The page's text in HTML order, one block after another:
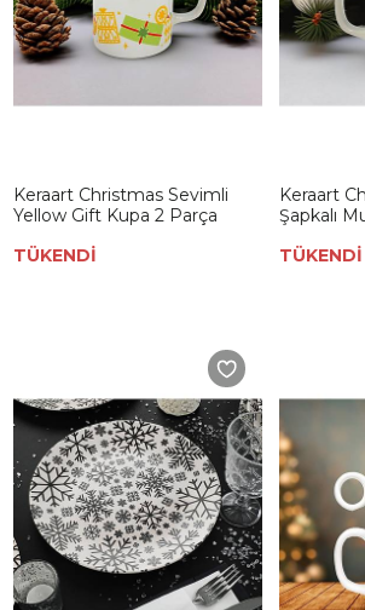
Keraart Christmas Sevimli
Yellow Gift Kupa 2 Parça
TÜKENDİ
Keraart
Şapkalı
TÜKENDİ